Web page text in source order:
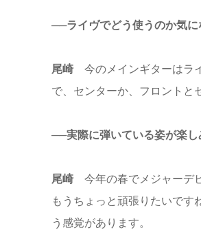
──ライヴでどう使うのか気に
尾崎今のメインギターはラ
で、センターか、フロントと
──実際に弾いている姿が楽し
尾崎今年の春でメジャーデ
もうちょっと頑張りたいです
う感覚があります。